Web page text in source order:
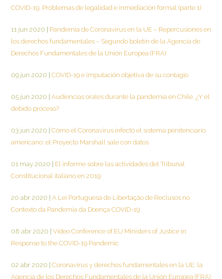
COVID-19. Problemas de legalidad e inmediación formal (parte 1)
11 jun 2020
Pandemia de Coronavirus en la UE – Repercusiones en
los derechos fundamentales – Segundo boletín de la Agencia de
Derechos Fundamentales de la Unión Europea (FRA)
09 jun 2020 COVID-19 e imputación objetiva de su contagio
05 jun 2020
Audiencias orales durante la pandemia en Chile. ¿Y el
debido proceso?
03 jun 2020
Cómo el Coronavirus infectó el sistema penitenciario
americano: el Proyecto Marshall sale con datos
01 may 2020
El informe sobre las actividades del Tribunal
Constitucional italiano en 2019
20 abr 2020
A Lei Portuguesa de Libertação de Reclusos no
Contexto da Pandemia da Doença COVID-19
08 abr 2020
Video Conference of EU Ministers of Justice in
Response to the COVID-19 Pandemic
02 abr 2020
Coronavirus y derechos fundamentales en la UE: la
Agencia de los Derechos Fundamentales de la Unión Europea (FRA)